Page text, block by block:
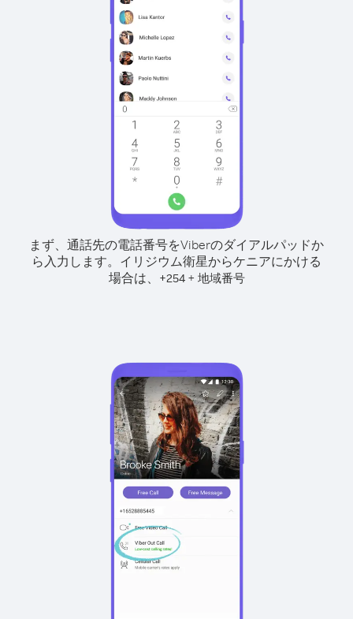
まず、通話先の電話番号をViberのダイアルパッドか
ら入力します。 イリジウム衛星からケニアにかける
場合は、
+254+ 地域番号